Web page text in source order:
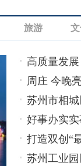
旅游
高质量发
周庄 今晚
苏州市相
好事办实
打造双创“
苏州工业